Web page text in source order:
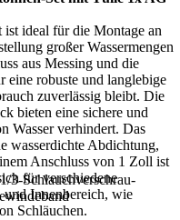
3-Schlauchverschrau-
ideal für die Montage an
großer Wassermengen
aus Messing und die
eine robuste und langlebige
zuverlässig bleibt. Die
bieten eine sichere und
Wasser verhindert. Das
wasserdichte Abdichtung,
Anschluss von 1 Zoll ist
für verschiedene
und Innenbereich, wie
Schläuchen.